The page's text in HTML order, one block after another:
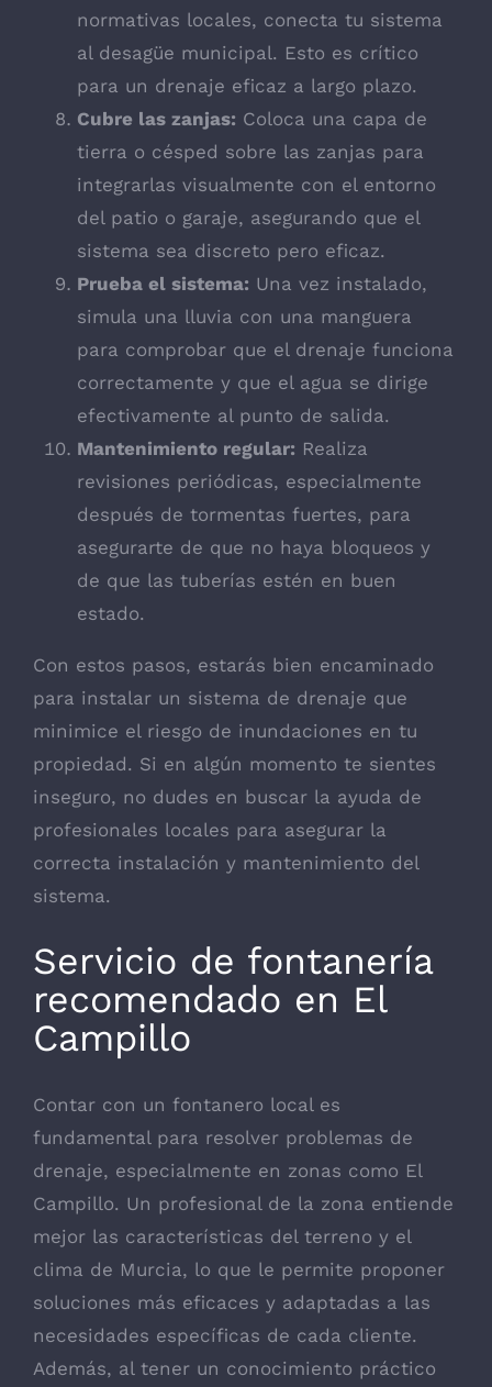
normativas locales, conecta tu sistema
al desagüe municipal. Esto es crítico
para un drenaje eficaz a largo plazo.
Cubre las zanjas: Coloca una capa de
tierra o césped sobre las zanjas para
integrarlas visualmente con el entorno
del patio o garaje, asegurando que el
sistema sea discreto pero eficaz.
Prueba el sistema: Una vez instalado,
simula una lluvia con una manguera
para comprobar que el drenaje funciona
correctamente y que el agua se dirige
efectivamente al punto de salida.
Mantenimiento regular: Realiza
revisiones periódicas, especialmente
después de tormentas fuertes, para
asegurarte de que no haya bloqueos y
de que las tuberías estén en buen
estado.
Con estos pasos, estarás bien encaminado
para instalar un sistema de drenaje que
minimice el riesgo de inundaciones en tu
propiedad. Si en algún momento te sientes
inseguro, no dudes en buscar la ayuda de
profesionales locales para asegurar la
correcta instalación y mantenimiento del
sistema.
Servicio de fontanería
recomendado en El
Campillo
Contar con un fontanero local es
fundamental para resolver problemas de
drenaje, especialmente en zonas como El
Campillo. Un profesional de la zona entiende
mejor las características del terreno y el
clima de Murcia, lo que le permite proponer
soluciones más eficaces y adaptadas a las
necesidades específicas de cada cliente.
Además, al tener un conocimiento práctico